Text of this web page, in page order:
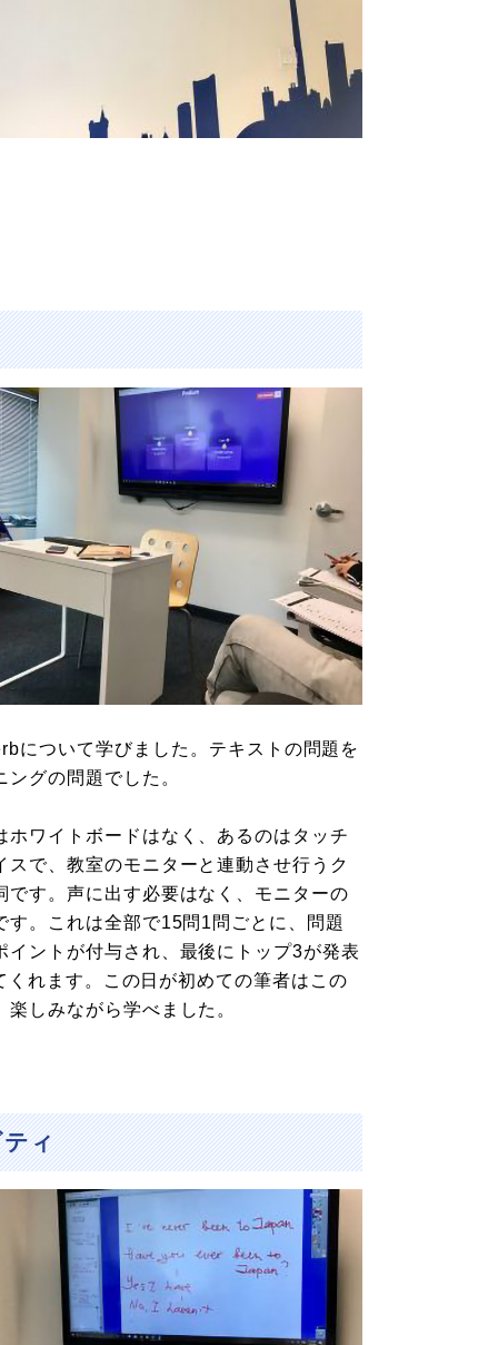
ついて学びました。テキストの問題を
グの問題でした。
ワイトボードはなく、あるのはタッチ
で、教室のモニターと連動させ行うク
す。声に出す必要はなく、モニターの
。これは全部で15問1問ごとに、問題
ントが付与され、最後にトップ3が発表
れます。この日が初めての筆者はこの
しみながら学べました。
ィ